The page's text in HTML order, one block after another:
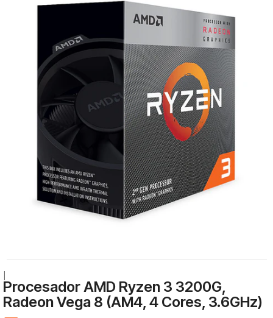
Procesador AMD Ryzen 3 3200G,
Radeon Vega 8 (AM4, 4 Cores, 3.6GHz)